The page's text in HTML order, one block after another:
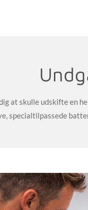
at skulle udskifte en
specialtilpassede